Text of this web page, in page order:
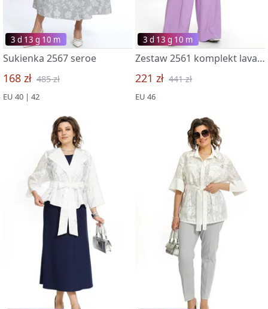
3 d 13 g 09 m
Sukienka 2567 seroe
168 zł 485 zł
EU 40 | 42
3 d 13 g 09 m
Zestaw 2561 komplekt lavanda
221 zł 441 zł
EU 46